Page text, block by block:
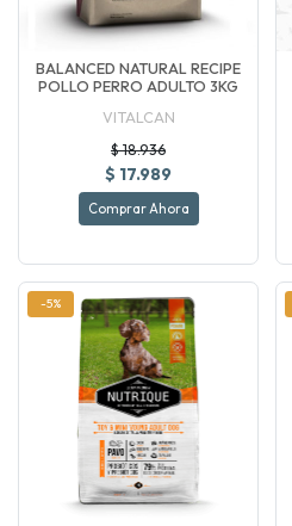
BALANCED NATURAL RECIPE
POLLO PERRO ADULTO 3KG
VITALCAN
$ 18.936
$ 17.989
Comprar Ahora
-5%